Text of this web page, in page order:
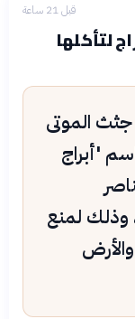
قبل 21 ساعة
لتأكلها
جثث الموتى
'أبراج
وذلك لمنع